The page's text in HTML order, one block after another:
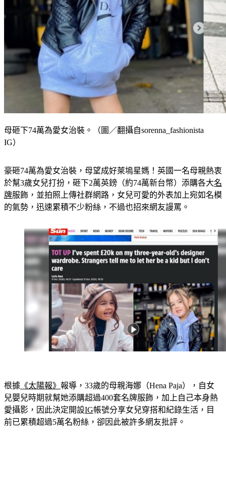
母砸下74萬為愛女治裝。（圖／翻攝自sorenna_fashionista
IG）
豪砸74萬為愛女治裝，母望成好萊塢星媽！英國一名母親熱衷
於幫3歲女兒打扮，砸下2萬英鎊（約74萬新台幣）添購各大名
牌服飾，並拍照上傳社群網路，女兒可愛的外表加上宛如名模
的氣勢，迅速累積不少粉絲，不過也招來網友謾罵。
根據 《太陽報》 報導，33歲的母親海娜（Hena Paja），自女
兒嬰兒時期就幫她添購超過400套名牌服飾，加上自己本身熱
愛攝影，因此決定開設IG帳號分享女兒穿搭和紀錄生活，目
前已累積超過5萬名粉絲，卻因此被許多網友批評。